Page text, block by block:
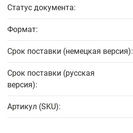
Статус документа:
Формат:
Срок поставки (немецкая версия):
Срок поставки (русская
версия):
Артикул (SKU):